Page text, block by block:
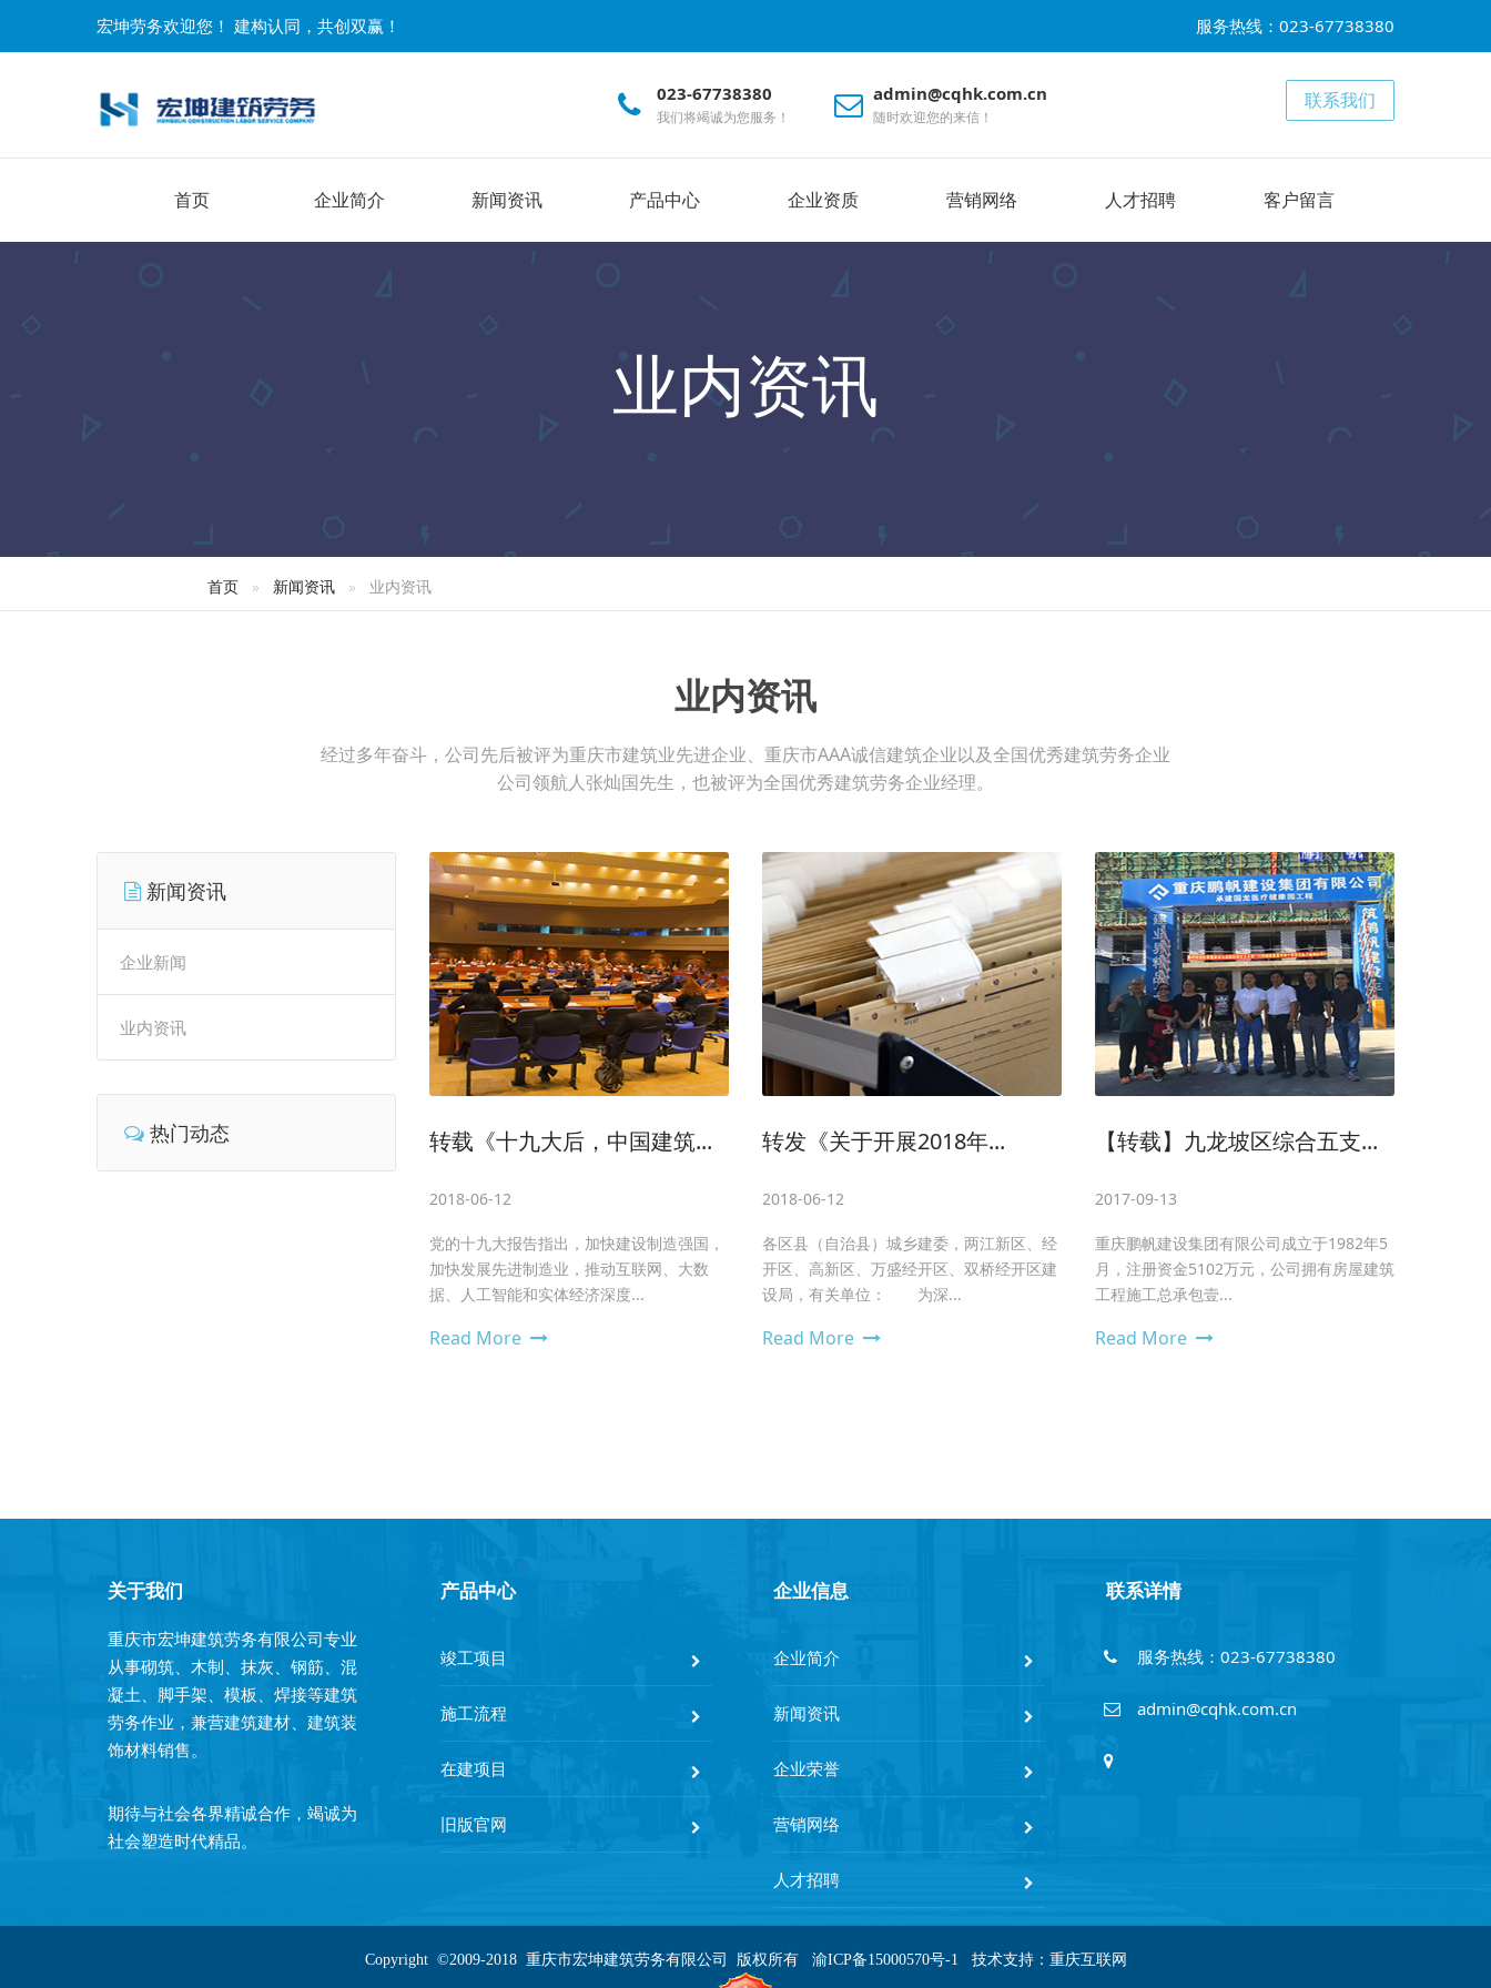
宏坤劳务欢迎您！ 建构认同，共创双赢！ 服务热线：023-67738380
023-67738380
我们将竭诚为您服务！
admin@cqhk.com.cn
随时欢迎您的来信！
联系我们
首页 企业简介 新闻资讯 产品中心 企业资质 营销网络 人才招聘 客户留言
业内资讯
首页 新闻资讯 业内资讯
业内资讯
经过多年奋斗，公司先后被评为重庆市建筑业先进企业、重庆市AAA诚信建筑企业以及全国优秀建筑劳务企业
公司领航人张灿国先生，也被评为全国优秀建筑劳务企业经理。
新闻资讯
企业新闻
业内资讯
热门动态 转载《十九大后，中国建筑...
2018-06-12
党的十九大报告指出，加快建设制造强国，
加快发展先进制造业，推动互联网、大数
据、人工智能和实体经济深度...
Read More
转发《关于开展2018年...
2018-06-12
各区县（自治县）城乡建委，两江新区、经
开区、高新区、万盛经开区、双桥经开区建
设局，有关单位： 为深...
Read More
【转载】九龙坡区综合五支...
2017-09-13
重庆鹏帆建设集团有限公司成立于1982年5
月，注册资金5102万元，公司拥有房屋建筑
工程施工总承包壹...
Read More
关于我们
重庆市宏坤建筑劳务有限公司专业
从事砌筑、木制、抹灰、钢筋、混
凝土、脚手架、模板、焊接等建筑
劳务作业，兼营建筑建材、建筑装
饰材料销售。
期待与社会各界精诚合作，竭诚为
社会塑造时代精品。
产品中心
竣工项目
施工流程
在建项目
旧版官网
企业信息
企业简介
新闻资讯
企业荣誉
营销网络
人才招聘
联系详情
服务热线：023-67738380
admin@cqhk.com.cn
Copyright ©2009-2018 重庆市宏坤建筑劳务有限公司 版权所有 渝ICP备15000570号-1 技术支持： 重庆互联网